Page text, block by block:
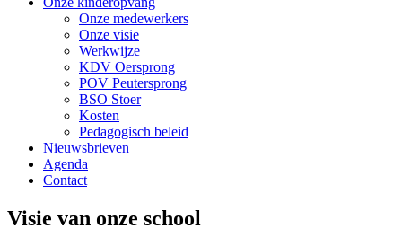
Onze medewerkers
Onze visie
Werkwijze
KDV Oersprong
POV Peutersprong
BSO Stoer
Kosten
Pedagogisch beleid
Nieuwsbrieven
Agenda
Contact
Visie van onze school